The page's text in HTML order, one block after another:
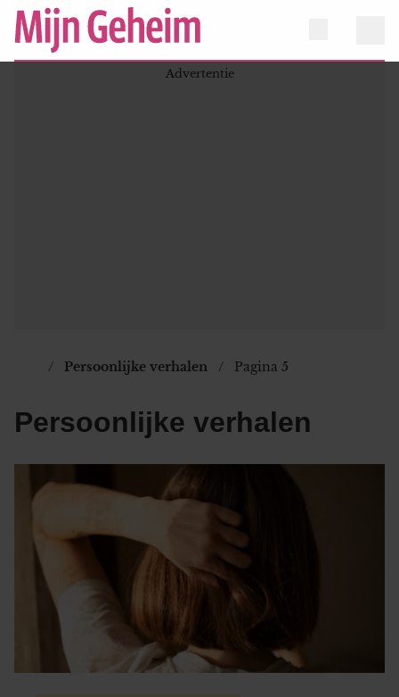
Persoonlijke verhalen Pagina 5
Persoonlijke verhalen